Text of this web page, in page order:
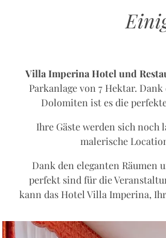
Villa Imperina Hotel und
Parkanlage von 7 Hektar.
Dolomiten ist es die
Ihre Gäste werden sich noch
malerische
Dank den eleganten Räumen
perfekt sind für die
kann das Hotel Villa Imperina,